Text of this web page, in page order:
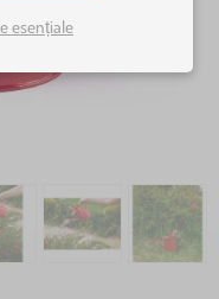
esențiale